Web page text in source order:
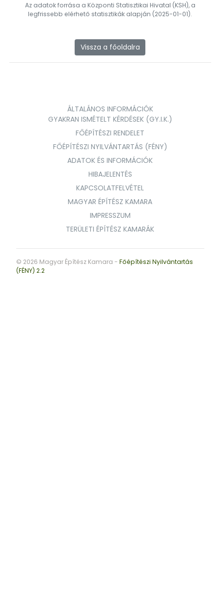
Az adatok forrása a Központi Statisztikai Hivatal (KSH), a
legfrissebb elérhető statisztikák alapján (2025-01-01).
Vissza a főoldalra
ÁLTALÁNOS INFORMÁCIÓK
GYAKRAN ISMÉTELT KÉRDÉSEK (GY.I.K.)
FŐÉPÍTÉSZI RENDELET
FŐÉPÍTÉSZI NYILVÁNTARTÁS (FÉNY)
ADATOK ÉS INFORMÁCIÓK
HIBAJELENTÉS
KAPCSOLATFELVÉTEL
MAGYAR ÉPÍTÉSZ KAMARA
IMPRESSZUM
TERÜLETI ÉPÍTÉSZ KAMARÁK
© 2026 Magyar Építész Kamara - Főépítészi Nyilvántartás
(FÉNY) 2.2